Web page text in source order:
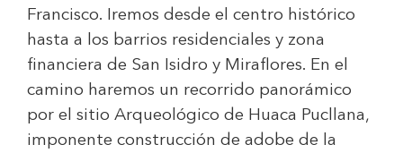
Francisco. Iremos desde el centro histórico
hasta a los barrios residenciales y zona
financiera de San Isidro y Miraflores. En el
camino haremos un recorrido panorámico
por el sitio Arqueológico de Huaca Pucllana,
imponente construcción de adobe de la